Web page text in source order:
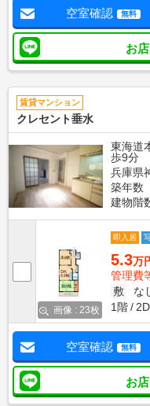
空室確認 無料
お
賃貸マンション
クレセント垂水
東海道
歩9分
兵庫県
築年数
建物階
画像 : 23枚
即入居
5.3万
管理費
敷
な
1階
空室確認 無料
お